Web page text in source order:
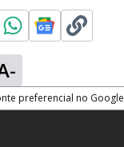
preferencial no Google